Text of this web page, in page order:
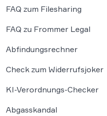
FAQ zum Filesharing
FAQ zu Frommer Legal
Abfindungsrechner
Check zum Widerrufsjoker
KI-Verordnungs-Checker
Abgasskandal